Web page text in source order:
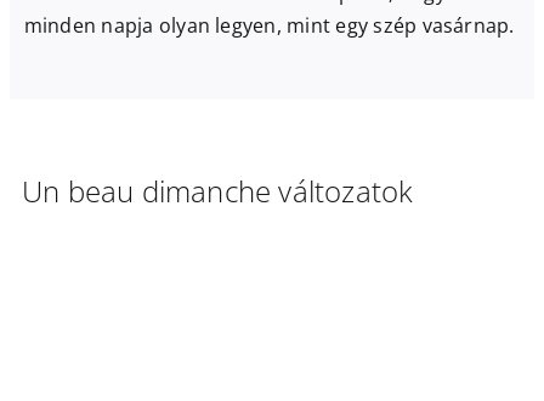
minden napja olyan legyen, mint egy szép vasárnap.
Un beau dimanche változatok